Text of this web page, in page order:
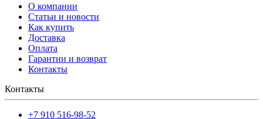
О компании
Статьи и новости
Как купить
Доставка
Оплата
Гарантии и возврат
Контакты
Контакты
+7 910 516-98-52